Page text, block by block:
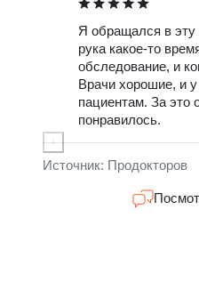
Я обращался в эту
рука какое-то
обследование, и
Врачи хорошие, и
пациентам. За это
понравилось.
Источник: Продокторов